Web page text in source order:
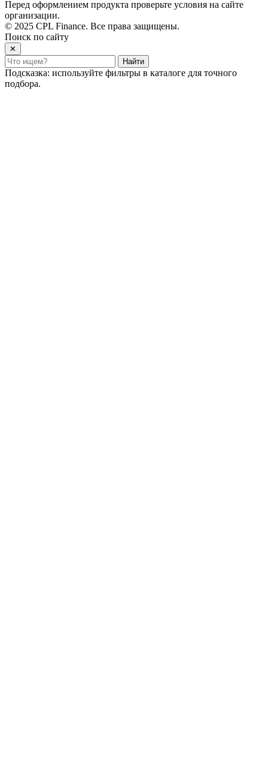
Перед оформлением продукта проверьте условия на сайте
организации.
© 2025 CPL Finance. Все права защищены.
Поиск по сайту
✕
Найти
Подсказка: используйте фильтры в каталоге для точного
подбора.